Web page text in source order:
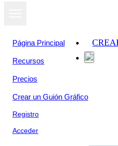
Página Principal
Recursos
Precios
Crear un Guión Gráfico
Registro
Acceder
Ver como
presentación